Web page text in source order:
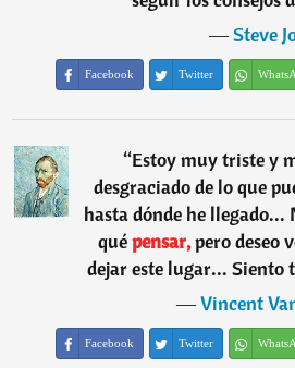
―Steve
Facebook Twitter
“Estoy muy triste y
desgraciado de lo que
hasta dónde he llegado...
quépensar,pero deseo
dejar este lugar... Siento
―Vincent
Facebook Twitter